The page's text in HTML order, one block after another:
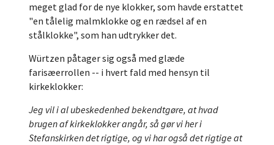
meget glad for de nye klokker, som havde erstattet
"en tålelig malmklokke og en rædsel af en
stålklokke", som han udtrykker det.
Würtzen påtager sig også med glæde
farisæerrollen -- i hvert fald med hensyn til
kirkeklokker:
Jeg vil i al ubeskedenhed bekendtgøre, at hvad
brugen af kirkeklokker angår, så gør vi her i
Stefanskirken det rigtige, og vi har også det rigtige at